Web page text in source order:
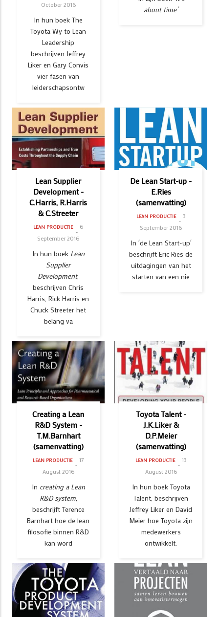
October 2016
In hun boek The
Toyota Wy to Lean
Leadership
beschrijven Jeffrey
Liker en Gary Convis
vier fasen van
leiderschapsontw
about time´
Lean Supplier
Development -
C.Harris, R.Harris
& C.Streeter
LEAN PRODUCTIE
6
September 2016
In hun boek Lean
Supplier
Development,
beschrijven Chris
Harris, Rick Harris en
Chuck Streeter het
belang va
De Lean Start-up -
E.Ries
(samenvatting)
LEAN PRODUCTIE
3
September 2016
In ´de Lean Start-up´
beschrijft Eric Ries de
uitdagingen van het
starten van een nie
Creating a Lean
R&D System -
T.M.Barnhart
(samenvatting)
LEAN PRODUCTIE
17
August 2016
In creating a Lean
R&D system,
beschrijft Terence
Barnhart hoe de lean
filosofie binnen R&D
kan word
Toyota Talent -
J.K.Liker &
D.P.Meier
(samenvatting)
LEAN PRODUCTIE
13
August 2016
In hun boek Toyota
Talent, beschrijven
Jeffrey Liker en David
Meier hoe Toyota zijn
medewerkers
ontwikkelt.